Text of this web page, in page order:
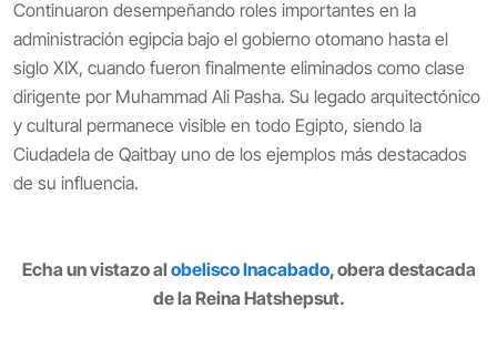
Continuaron desempeñando roles importantes en la
administración egipcia bajo el gobierno otomano hasta el
siglo XIX, cuando fueron finalmente eliminados como clase
dirigente por Muhammad Ali Pasha. Su legado arquitectónico
y cultural permanece visible en todo Egipto, siendo la
Ciudadela de Qaitbay uno de los ejemplos más destacados
de su influencia.
Echa un vistazo al obelisco Inacabado, obera destacada
de la Reina Hatshepsut.